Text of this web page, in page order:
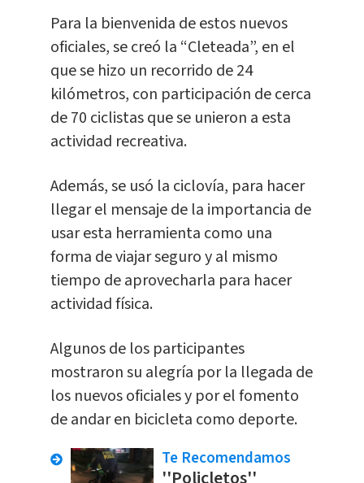
Para la bienvenida de estos nuevos
oficiales, se creó la “Cleteada”, en el
que se hizo un recorrido de 24
kilómetros, con participación de cerca
de 70 ciclistas que se unieron a esta
actividad recreativa.
Además, se usó la ciclovía, para hacer
llegar el mensaje de la importancia de
usar esta herramienta como una
forma de viajar seguro y al mismo
tiempo de aprovecharla para hacer
actividad física.
Algunos de los participantes
mostraron su alegría por la llegada de
los nuevos oficiales y por el fomento
de andar en bicicleta como deporte.
Te Recomendamos